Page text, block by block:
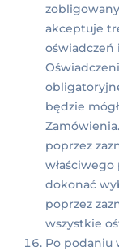
akceptuje
oświadczeń
będzie
poprzez
dokonać
poprzez
wszystkie
Po podaniu